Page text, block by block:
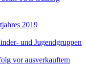
2019
und Jugendgruppen
vor ausverkauftem